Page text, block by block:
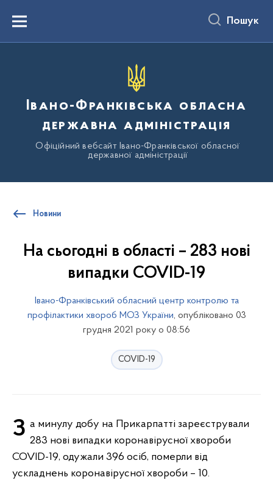
вмістуMenu Пошук
Івано-Франківська обласна
державна адміністрація
Офіційний вебсайт Івано-Франківської обласної
державної адміністрації
Новини
На сьогодні в області – 283 нові
випадки COVID-19
Івано-Франківський обласний центр контролю та
профілактики хвороб МОЗ України, опубліковано 03
грудня 2021 року о 08:56
COVID-19
За минулу добу на Прикарпатті зареєстрували 283 нові випадки коронавірусної хвороби
COVID-19, одужали 396 осіб, померли від
ускладнень коронавірусної хвороби – 10.